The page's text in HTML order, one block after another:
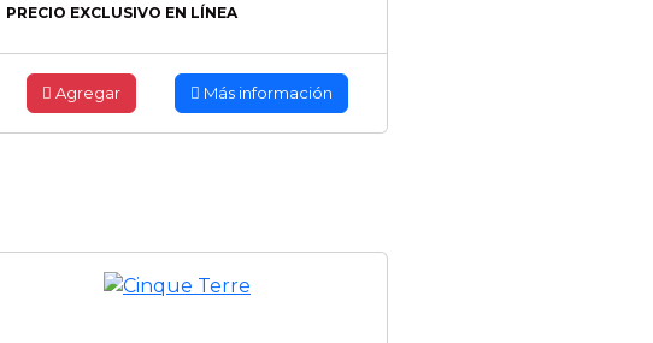
PRECIO EXCLUSIVO EN LÍNEA
Agregar Más información